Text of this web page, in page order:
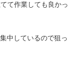
て作業しても良かっ
中しているので狙っ